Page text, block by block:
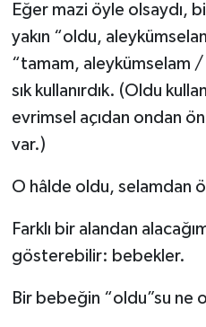
Eğer mazi öyle olsaydı,
yakın “oldu,
“tamam, aleykümselam /
sık kullanırdık. (Oldu
evrimsel açıdan ondan
var.)
O hâlde oldu, selamdan
Farklı bir alandan
gösterebilir: bebekler.
Bir bebeğin “oldu”su ne